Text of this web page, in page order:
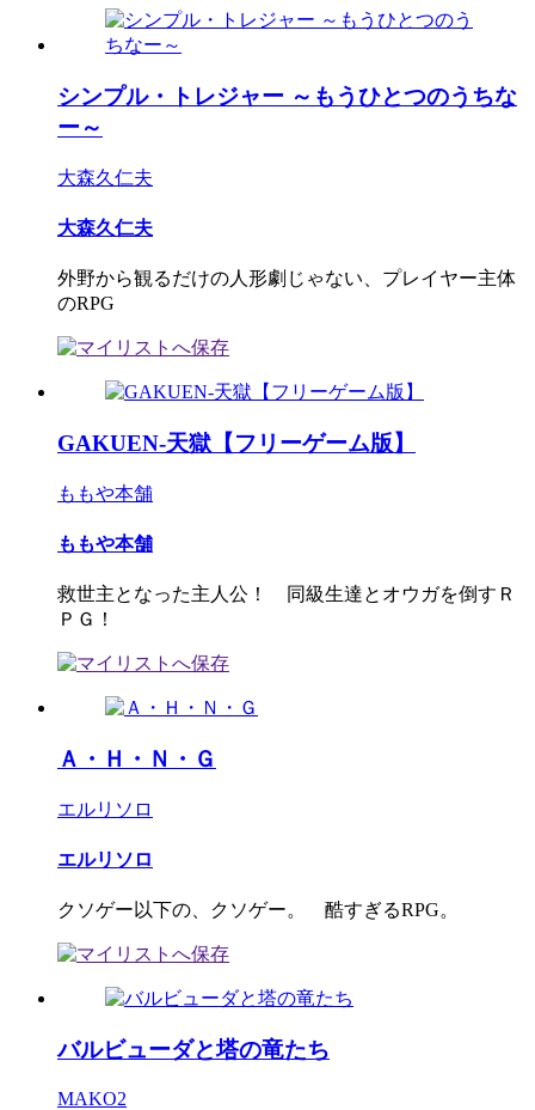
シンプル・トレジャー ～もうひとつのうちな
ー～
大森久仁夫
大森久仁夫
外野から観るだけの人形劇じゃない、プレイヤー主体
のRPG
GAKUEN-天獄【フリーゲーム版】
ももや本舗
ももや本舗
救世主となった主人公！ 同級生達とオウガを倒すＲ
ＰＧ！
Ａ・Ｈ・Ｎ・Ｇ
エルリソロ
エルリソロ
クソゲー以下の、クソゲー。 酷すぎるRPG。
バルビューダと塔の竜たち
MAKO2